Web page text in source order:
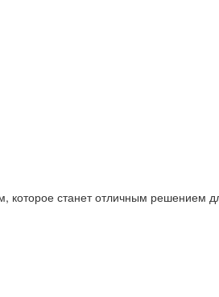
которое станет отличным решением